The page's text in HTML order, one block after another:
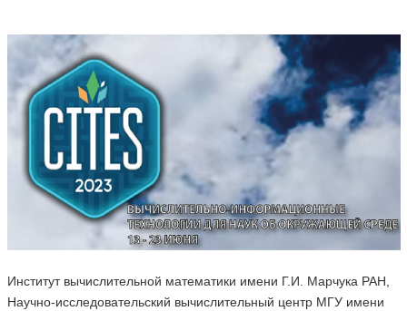
Институт вычислительной математики имени Г.И. Марчука РАН,
Научно-исследовательский вычислительный центр МГУ имени